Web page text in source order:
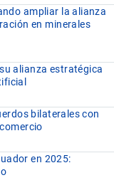
ampliar la alianza
en minerales
alianza estratégica
bilaterales con
en 2025: